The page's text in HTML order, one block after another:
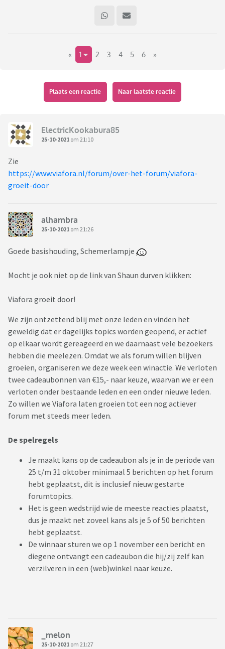
« 1 2 3 4 5 6 »
Plaats een reactie Naar laatste reactie
ElectricKookabura85
25-10-2021 om 21:10
Zie
https://www.viafora.nl/forum/over-het-forum/viafora-
groeit-door
alhambra
25-10-2021 om 21:26
Goede basishouding, Schemerlampje
Mocht je ook niet op de link van Shaun durven klikken:
Viafora groeit door!
We zijn ontzettend blij met onze leden en vinden het
geweldig dat er dagelijks topics worden geopend, er actief
op elkaar wordt gereageerd en we daarnaast vele bezoekers
hebben die meelezen. Omdat we als forum willen blijven
groeien, organiseren we deze week een winactie. We verloten
twee cadeaubonnen van €15,- naar keuze, waarvan we er een
verloten onder bestaande leden en een onder nieuwe leden.
Zo willen we Viafora laten groeien tot een nog actiever
forum met steeds meer leden.
De spelregels
Je maakt kans op de cadeaubon als je in de periode van
25 t/m 31 oktober minimaal 5 berichten op het forum
hebt geplaatst, dit is inclusief nieuw gestarte
forumtopics.
Het is geen wedstrijd wie de meeste reacties plaatst,
dus je maakt net zoveel kans als je 5 of 50 berichten
hebt geplaatst.
De winnaar sturen we op 1 november een bericht en
diegene ontvangt een cadeaubon die hij/zij zelf kan
verzilveren in een (web)winkel naar keuze.
_melon
25-10-2021 om 21:27